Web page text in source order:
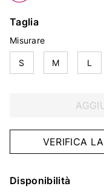
Taglia
Misurare
S M L
VERIFICA
Disponibilità